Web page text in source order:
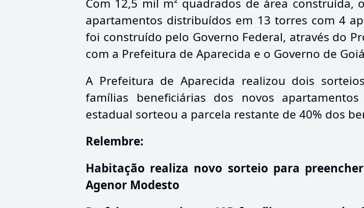
Com 12,5 mil m² quadrados de área construída,
apartamentos distribuídos em 13 torres com 4
foi construído pelo Governo Federal, através do
com a Prefeitura de Aparecida e o Governo de
A Prefeitura de Aparecida realizou dois
famílias beneficiárias dos novos
estadual sorteou a parcela restante de 40% dos
Relembre:
Habitação realiza novo sorteio para
Agenor Modesto